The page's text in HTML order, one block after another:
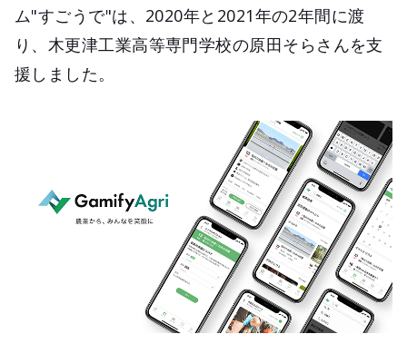
ム"すごうで"は、2020年と2021年の2年間に渡
り、木更津工業高等専門学校の原田そらさんを支
援しました。